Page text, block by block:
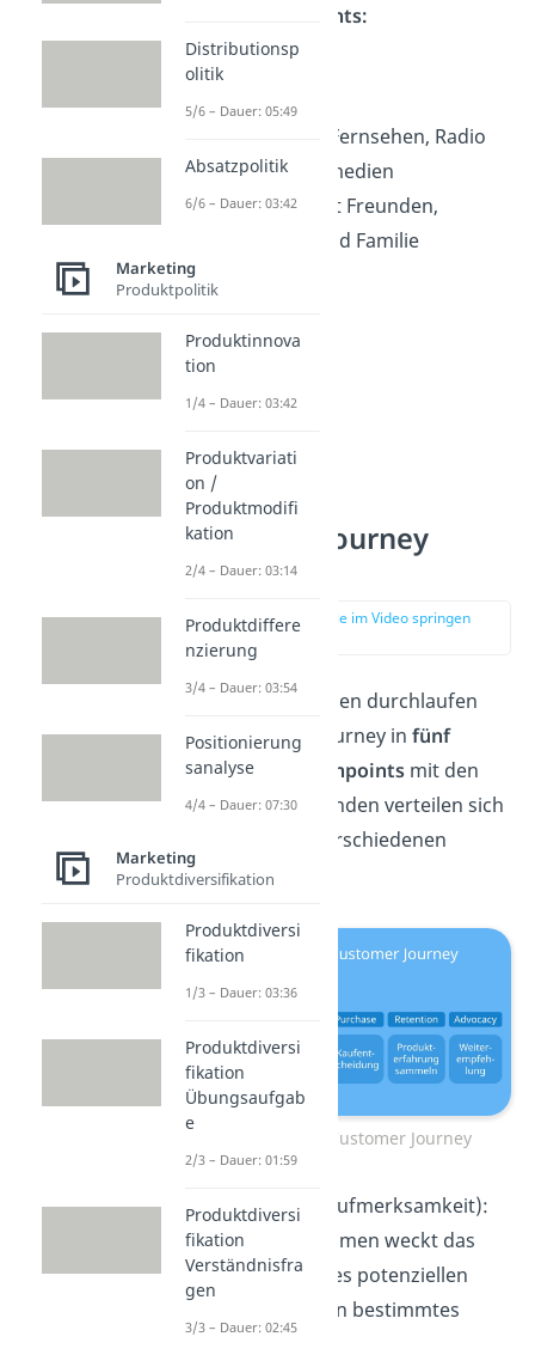
Offline Touchpoints:
Messen
Events
Werbung im Fernsehen, Radio
oder in Printmedien
Austausch mit Freunden,
Bekannten und Familie
Customer Journey
Phasen
zur Stelle im Video springen
(00:46)
Die meisten Kunden durchlaufen
eine Customer Journey in fünf
Phasen. Die Touchpointsmit den
(potenziellen) Kunden verteilen sich
dabei über die verschiedenen
Phasen hinweg.
5 Phasen der Customer Journey
Awareness
(Aufmerksamkeit):
Das Unternehmen weckt das
Interesseeines potenziellen
Kunden für ein bestimmtes
Distributionsp
olitik
5/6 – Dauer: 05:49
Absatzpolitik
6/6 – Dauer: 03:42
Marketing
Produktpolitik
Produktinnova
tion
1/4 – Dauer: 03:42
Produktvariati
on /
Produktmodifi
kation
2/4 – Dauer: 03:14
Produktdiffere
nzierung
3/4 – Dauer: 03:54
Positionierung
sanalyse
4/4 – Dauer: 07:30
Marketing
Produktdiversifikation
Produktdiversi
fikation
1/3 – Dauer: 03:36
Produktdiversi
fikation
Übungsaufgab
e
2/3 – Dauer: 01:59
Produktdiversi
fikation
Verständnisfra
gen
3/3 – Dauer: 02:45